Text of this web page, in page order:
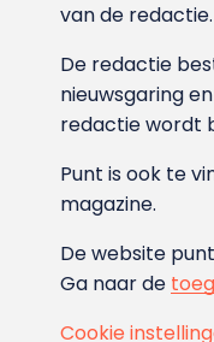
van de
De redactie
nieuwsgaring
redactie wordt
Punt is ook te
magazine.
De website
Ga naar de
Cookie